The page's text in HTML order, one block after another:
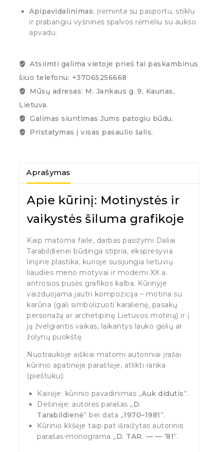
Apipavidalinimas: Įrėminta su pasportu, stiklu
ir prabangiu vyšninės spalvos rėmeliu su aukso
apvadu.
Atsiimti galima vietoje prieš tai paskambinus
šiuo telefonu: +37065256668
Mūsų adresas: M. Jankaus g. 9, Kaunas,
Lietuva.
Galimas siuntimas Jums patogiu būdu.
Pristatymas į visas pasaulio šalis.
Aprašymas
Apie kūrinį: Motinystės ir
vaikystės šiluma grafikoje
Kaip matoma faile, darbas pasižymi Daliai
Tarabildienei būdinga stipria, ekspresyvia
linijine plastika, kurioje susijungia lietuvių
liaudies meno motyvai ir moderni XX a.
antrosios pusės grafikos kalba. Kūrinyje
vaizduojama jautri kompozicija – motina su
karūna (gali simbolizuoti karalienę, pasakų
personažą ar archetipinę Lietuvos motiną) ir į
ją žvelgiantis vaikas, laikantys lauko gėlių ar
žolynų puokštę.
Nuotraukoje aiškiai matomi autoriniai įrašai
kūrinio apatinėje paraštėje, atlikti ranka
(pieštuku):
Kairėje: kūrinio pavadinimas „Auk didutis“.
Dešinėje: autorės parašas „D.
Tarabildienė“ bei data „1970–1981“.
Kūrinio klišėje taip pat išraižytas autorinis
parašas-monograma „D. TAR. — — ’81“.